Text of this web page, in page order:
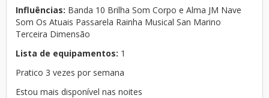
Influências: Banda 10 Brilha Som Corpo e Alma JM Nave
Som Os Atuais Passarela Rainha Musical San Marino
Terceira Dimensão
Lista de equipamentos: 1
Pratico 3 vezes por semana
Estou mais disponível nas noites